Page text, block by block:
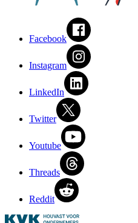
Facebook
Instagram
LinkedIn
Twitter
Youtube
Threads
Reddit